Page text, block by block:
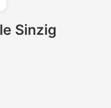
Sinzig